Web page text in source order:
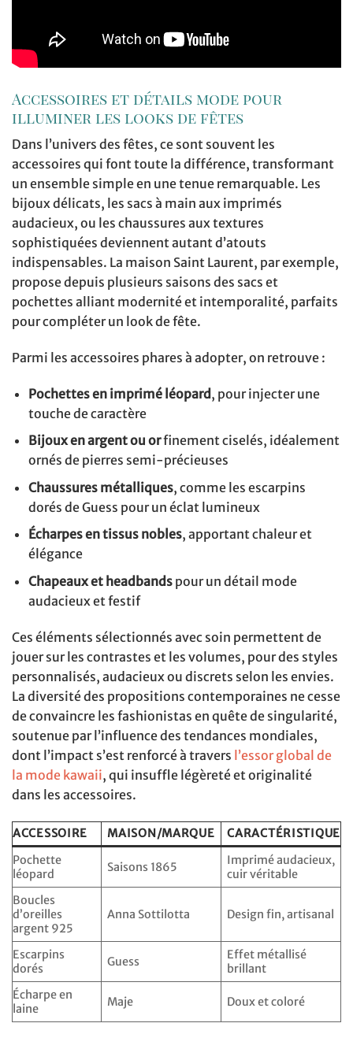
Accessoires et détails mode pour
illuminer les looks de fêtes
Dans l’univers des fêtes, ce sont souvent les
accessoires qui font toute la différence, transformant
un ensemble simple en une tenue remarquable. Les
bijoux délicats, les sacs à main aux imprimés
audacieux, ou les chaussures aux textures
sophistiquées deviennent autant d’atouts
indispensables. La maison Saint Laurent, par exemple,
propose depuis plusieurs saisons des sacs et
pochettes alliant modernité et intemporalité, parfaits
pour compléter un look de fête.
Parmi les accessoires phares à adopter, on retrouve :
Pochettes en imprimé léopard, pour injecter une
touche de caractère
Bijoux en argent ou orfinement ciselés, idéalement
ornés de pierres semi-précieuses
Chaussures métalliques, comme les escarpins
dorés de Guess pour un éclat lumineux
Écharpes en tissus nobles, apportant chaleur et
élégance
Chapeaux et headbandspour un détail mode
audacieux et festif
Ces éléments sélectionnés avec soin permettent de
jouer sur les contrastes et les volumes, pour des styles
personnalisés, audacieux ou discrets selon les envies.
La diversité des propositions contemporaines ne cesse
de convaincre les fashionistas en quête de singularité,
soutenue par l’influence des tendances mondiales,
dont l’impact s’est renforcé à travers l’essor global de
la mode kawaii, qui insuffle légèreté et originalité
dans les accessoires.
ACCESSOIRE MAISON/MARQUE
CARACTÉRISTIQUE
Pochette
léopard
Saisons 1865
Imprimé audacieux,
cuir véritable
Boucles
d’oreilles
argent 925
Anna Sottilotta Design fin, artisanal
Escarpins
dorés
Guess
Effet métallisé
brillant
Écharpe en
laine
Maje Doux et coloré